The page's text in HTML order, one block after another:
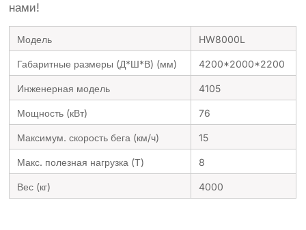
нами!
Модель HW8000L
Габаритные размеры (Д*Ш*В) (мм) 4200*2000*2200
Инженерная модель 4105
Мощность (кВт) 76
Максимум. скорость бега (км/ч) 15
Макс. полезная нагрузка (Т) 8
Вес (кг) 4000